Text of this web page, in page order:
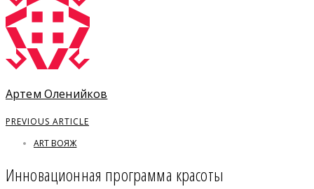
Артем Оленийков
PREVIOUS ARTICLE
ART ВОЯЖ
Инновационная программа красоты